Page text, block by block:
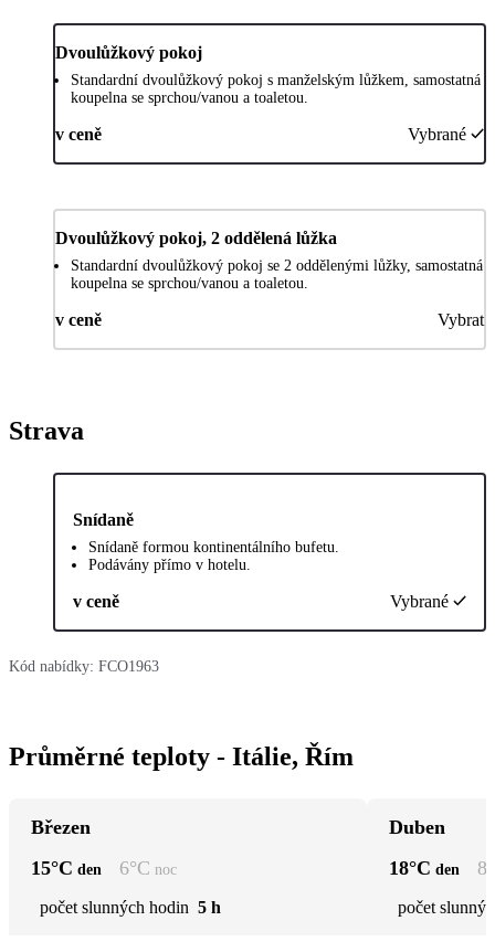
Dvoulůžkový pokoj
Standardní dvoulůžkový pokoj s manželským lůžkem, samostatná
koupelna se sprchou/vanou a toaletou.
v ceně Vybrané
Dvoulůžkový pokoj, 2 oddělená lůžka
Standardní dvoulůžkový pokoj se 2 oddělenými lůžky, samostatná
koupelna se sprchou/vanou a toaletou.
v ceně Vybrat
Strava
Snídaně
Snídaně formou kontinentálního bufetu.
Podávány přímo v hotelu.
v ceně Vybrané
Kód nabídky: FCO1963
Průměrné teploty - Itálie, Řím
Březen
15°C den 6°C noc
počet slunných hodin 5 h
Duben
18°C den 8
počet